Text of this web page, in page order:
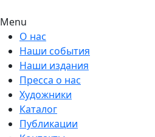
Menu
О нас
Наши события
Наши издания
Пресса о нас
Художники
Каталог
Публикации